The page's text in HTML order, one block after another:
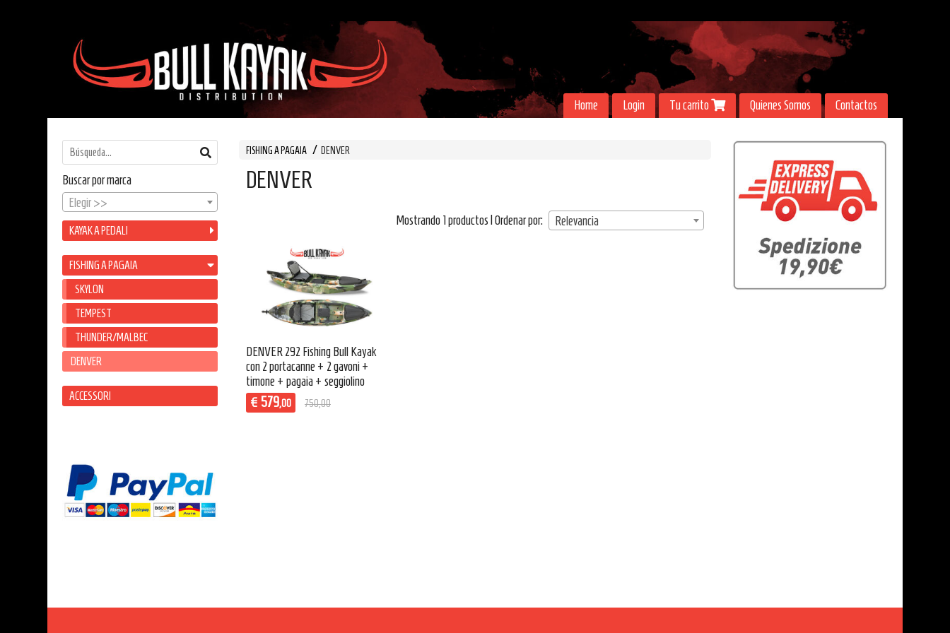
Home Login Tu carrito Quienes Somos Contactos
FISHING A PAGAIA DENVER
DENVER
Mostrando 1 productos | Ordenar por: Relevancia
DENVER 292 Fishing Bull Kayak
con 2 portacanne + 2 gavoni +
timone + pagaia + seggiolino
€ 579,00 750,00
Buscar por marca
Elegir >>
KAYAK A PEDALI
FISHING A PAGAIA
SKYLON
TEMPEST
THUNDER/MALBEC
DENVER
ACCESSORI